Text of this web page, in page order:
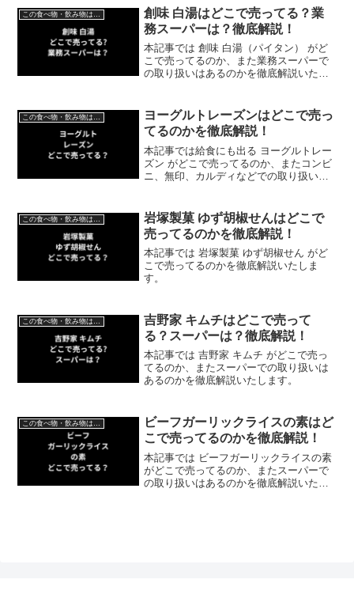
この食べ物・飲み物はどこで売ってる？
創味 白湯はどこで売ってる？業
務スーパーは？徹底解説！
本記事では 創味 白湯（パイタン） がど
こで売ってるのか、また業務スーパーで
の取り扱いはあるのかを徹底解説いたし
ヨーグルトレーズンはどこで売っ
てるのかを徹底解説！
本記事では給食にも出る ヨーグルトレー
ズン がどこで売ってるのか、またコンビ
ニ、無印、カルディなどでの取り扱いは
岩塚製菓 ゆず胡椒せんはどこで
売ってるのかを徹底解説！
本記事では 岩塚製菓 ゆず胡椒せん がど
こで売ってるのかを徹底解説いたしま
す。
この食べ物・飲み物はどこで売ってる？
吉野家 キムチはどこで売って
る？スーパーは？徹底解説！
本記事では 吉野家 キムチ がどこで売っ
てるのか、またスーパーでの取り扱いは
あるのかを徹底解説いたします。
この食べ物・飲み物はどこで売ってる？
ビーフガーリックライスの素はど
こで売ってるのかを徹底解説！
本記事では ビーフガーリックライスの素
がどこで売ってるのか、またスーパーで
の取り扱いはあるのかを徹底解説いたし